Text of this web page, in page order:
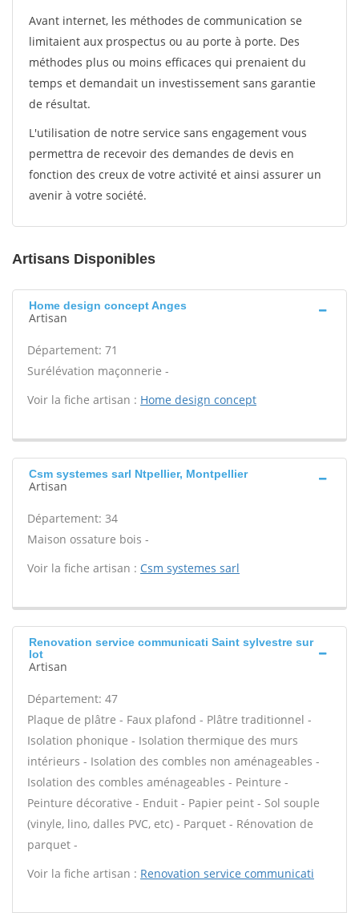
Avant internet, les méthodes de communication se
limitaient aux prospectus ou au porte à porte. Des
méthodes plus ou moins efficaces qui prenaient du
temps et demandait un investissement sans garantie
de résultat.
L'utilisation de notre service sans engagement vous
permettra de recevoir des demandes de devis en
fonction des creux de votre activité et ainsi assurer un
avenir à votre société.
Artisans Disponibles
Home design concept Anges
Artisan
Département: 71
Surélévation maçonnerie -
Voir la fiche artisan : Home design concept
Csm systemes sarl Ntpellier, Montpellier
Artisan
Département: 34
Maison ossature bois -
Voir la fiche artisan : Csm systemes sarl
Renovation service communicati Saint sylvestre sur
lot
Artisan
Département: 47
Plaque de plâtre - Faux plafond - Plâtre traditionnel -
Isolation phonique - Isolation thermique des murs
intérieurs - Isolation des combles non aménageables -
Isolation des combles aménageables - Peinture -
Peinture décorative - Enduit - Papier peint - Sol souple
(vinyle, lino, dalles PVC, etc) - Parquet - Rénovation de
parquet -
Voir la fiche artisan : Renovation service communicati